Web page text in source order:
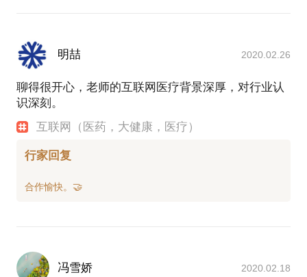
明喆 2020.02.26
聊得很开心，老师的互联网医疗背景深厚，对行业认
识深刻。
互联网（医药，大健康，医疗）
行家回复
冯雪娇 2020.02.18